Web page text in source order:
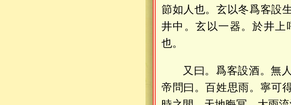
節如人也。玄以冬爲客設
井中。玄以一器。於井
也。
又曰。爲客設酒。無
帝問曰。百姓思雨。寧可